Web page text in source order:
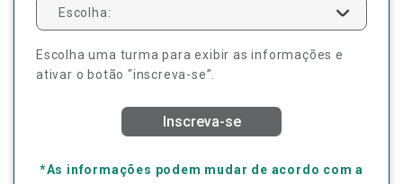
Escolha:
Escolha uma turma para exibir as informações e
ativar o botão "inscreva-se”.
Inscreva-se
*As informações podem mudar de acordo com a